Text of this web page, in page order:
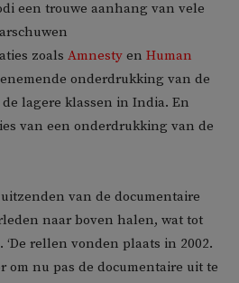
een trouwe aanhang van vele
zoals Amnesty en Human
onderdrukking van de
lagere klassen in India. En
van een onderdrukking van de
van de documentaire
naar boven halen, wat tot
rellen vonden plaats in 2002.
om nu pas de documentaire uit te